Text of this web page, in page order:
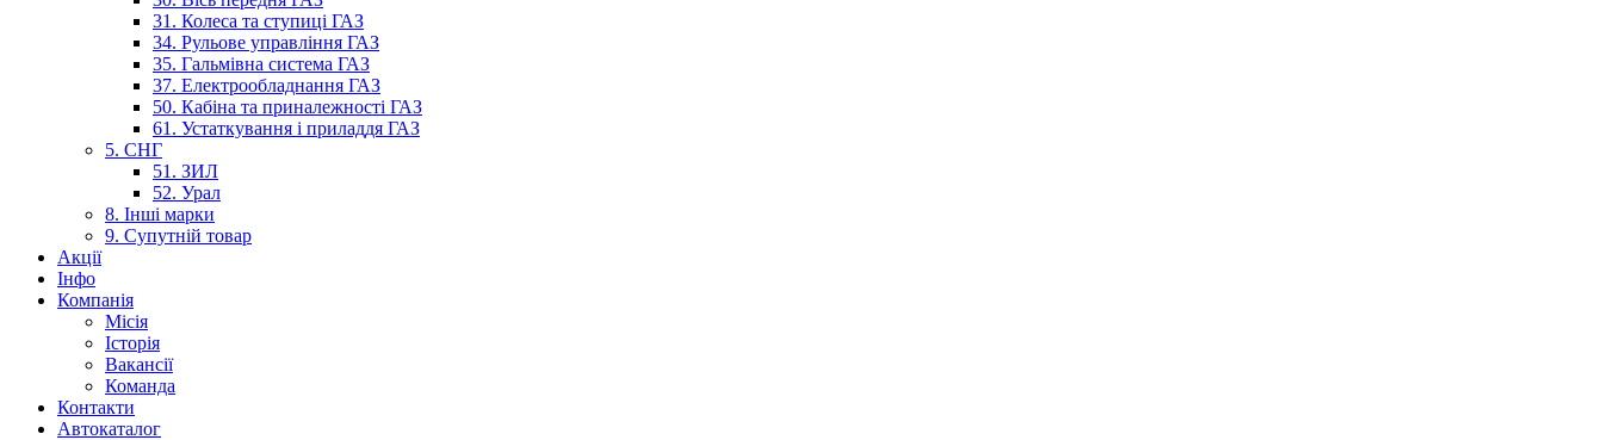
31. Колеса та ступиці ГАЗ
34. Рульове управління ГАЗ
35. Гальмівна система ГАЗ
37. Електрообладнання ГАЗ
50. Кабіна та приналежності ГАЗ
61. Устаткування і приладдя ГАЗ
5. СНГ
51. ЗИЛ
52. Урал
8. Інші марки
9. Супутній товар
Акції
Інфо
Компанія
Місія
Історія
Вакансії
Команда
Контакти
Автокаталог